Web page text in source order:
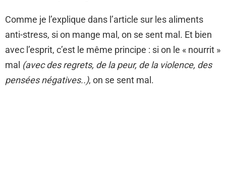
Comme je l’explique dans l’article sur les aliments
anti-stress, si on mange mal, on se sent mal. Et bien
avec l’esprit, c’est le même principe : si on le « nourrit »
mal (avec des regrets, de la peur, de la violence, des
pensées négatives..), on se sent mal.